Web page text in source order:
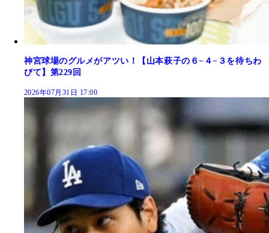
神宮球場のグルメがアツい！【山本萩子の６−４−３を待ちわ
びて】第229回
2026年07月31日 17:00